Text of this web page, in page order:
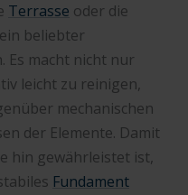
Terrasse oder die
beliebter
Es macht nicht nur
leicht zu reinigen,
mechanischen
der Elemente. Damit
hin gewährleistet ist,
Fundament